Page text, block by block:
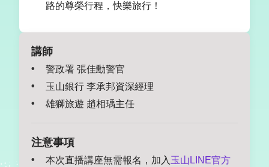
路的尊榮行程，快樂旅行！
講師
警政署 張佳勳警官
玉山銀行 李承邦資深經理
雄獅旅遊 趙相瑀主任
注意事項
本次直播講座無需報名，加入 玉山LINE官方